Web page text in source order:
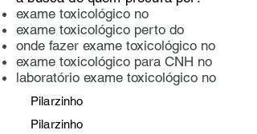
exame toxicológico no
exame toxicológico perto do
onde fazer exame toxicológico no
exame toxicológico para CNH no
laboratório exame toxicológico no
Pilarzinho
Pilarzinho